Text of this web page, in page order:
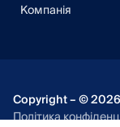
Компанія
Copyright – ©
Політика